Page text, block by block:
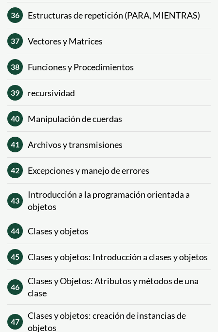
36 Estructuras de repetición (PARA, MIENTRAS)
37 Vectores y Matrices
38 Funciones y Procedimientos
39 recursividad
40 Manipulación de cuerdas
41 Archivos y transmisiones
42 Excepciones y manejo de errores
43
Introducción a la programación orientada a
objetos
44 Clases y objetos
45 Clases y objetos: Introducción a clases y objetos
46
Clases y Objetos: Atributos y métodos de una
clase
47
Clases y objetos: creación de instancias de
objetos